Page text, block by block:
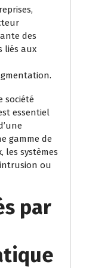
des
liés aux
société
essentiel
gamme de
les systèmes
ou
par